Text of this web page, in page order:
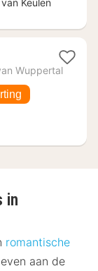
Keulen
Wuppertal
in
romantische
aan de